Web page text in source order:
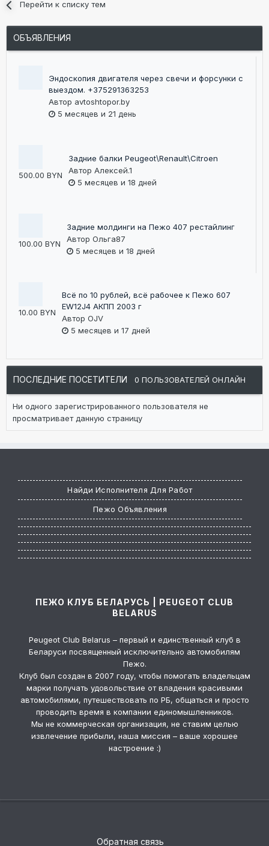
Перейти к списку тем
ОБЪЯВЛЕНИЯ
Эндоскопия двигателя через свечи и форсунки с
выездом. +375291363253
Автор avtoshtopor.by
5 месяцев и 21 день
500.00 BYN
Задние балки Peugeot\Renault\Citroen
Автор Алексей.1
5 месяцев и 18 дней
100.00 BYN
Задние молдинги на Пежо 407 рестайлинг
Автор Ольга87
5 месяцев и 18 дней
10.00 BYN
Всё по 10 рублей, всё рабочее к Пежо 607
EW12J4 АКПП 2003 г
Автор OJV
5 месяцев и 17 дней
ПОСЛЕДНИЕ ПОСЕТИТЕЛИ 0 ПОЛЬЗОВАТЕЛЕЙ ОНЛАЙН
Ни одного зарегистрированного пользователя не
просматривает данную страницу
Найди Исполнителя Для Работ
Пежо Объявления
ПЕЖО КЛУБ БЕЛАРУСЬ | PEUGEOT CLUB
BELARUS
Peugeot Club Belarus – первый и единственный клуб в
Беларуси посвященный исключительно автомобилям
Пежо.
Клуб был создан в 2007 году, чтобы помогать владельцам
марки получать удовольствие от владения красивыми
автомобилями, путешествовать по РБ, общаться и просто
проводить время в компании единомышленников.
Мы не коммерческая организация, не ставим целью
извлечение прибыли, наша миссия – ваше хорошее
настроение :)
Обратная связь